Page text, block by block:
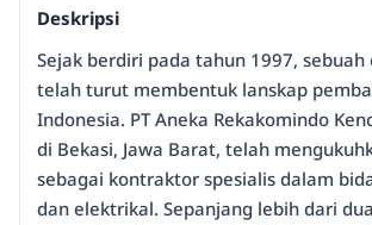
Deskripsi
Sejak berdiri pada tahun 1997, sebuah
telah turut membentuk lanskap
Indonesia. PT Aneka Rekakomindo
di Bekasi, Jawa Barat, telah
sebagai kontraktor spesialis dalam
dan elektrikal. Sepanjang lebih dari